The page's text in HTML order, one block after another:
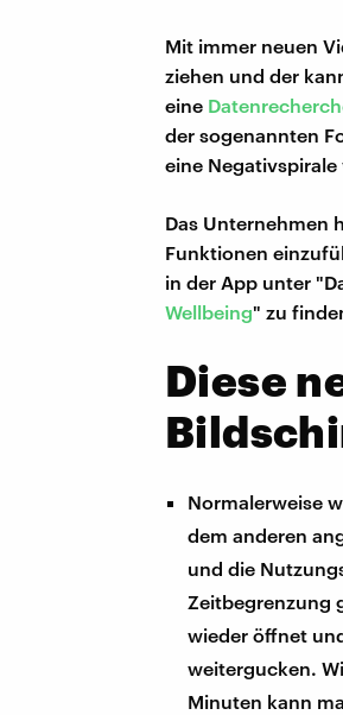
Mit immer neuen
ziehen und der
eine
der sogenannten
eine
Das Unternehmen
Funktionen
in der App unter
Wellbeing" zu
Diese
Normalerweise
dem anderen
und die
Zeitbegrenzung
wieder öffnet
weitergucken.
Minuten kann